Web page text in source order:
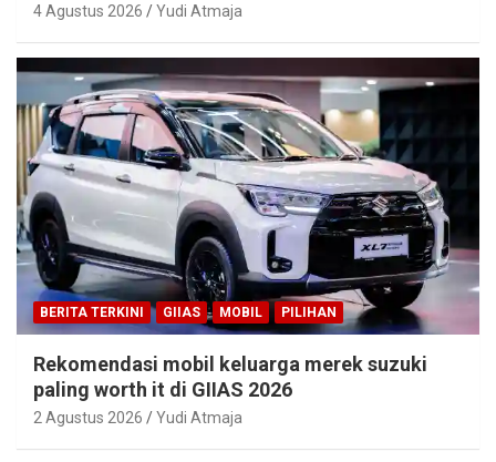
4 Agustus 2026 Yudi Atmaja
BERITA TERKINI GIIAS MOBIL PILIHAN
Rekomendasi mobil keluarga merek suzuki
paling worth it di GIIAS 2026
2 Agustus 2026 Yudi Atmaja